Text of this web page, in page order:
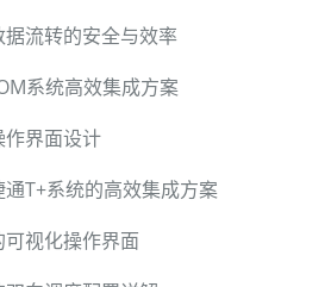
流转的安全与效率
系统高效集成方案
界面设计
T+系统的高效集成方案
视化操作界面